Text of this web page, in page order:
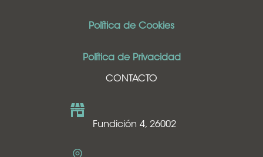
Política de Cookies
Política de Privacidad
CONTACTO
Fundición 4, 26002